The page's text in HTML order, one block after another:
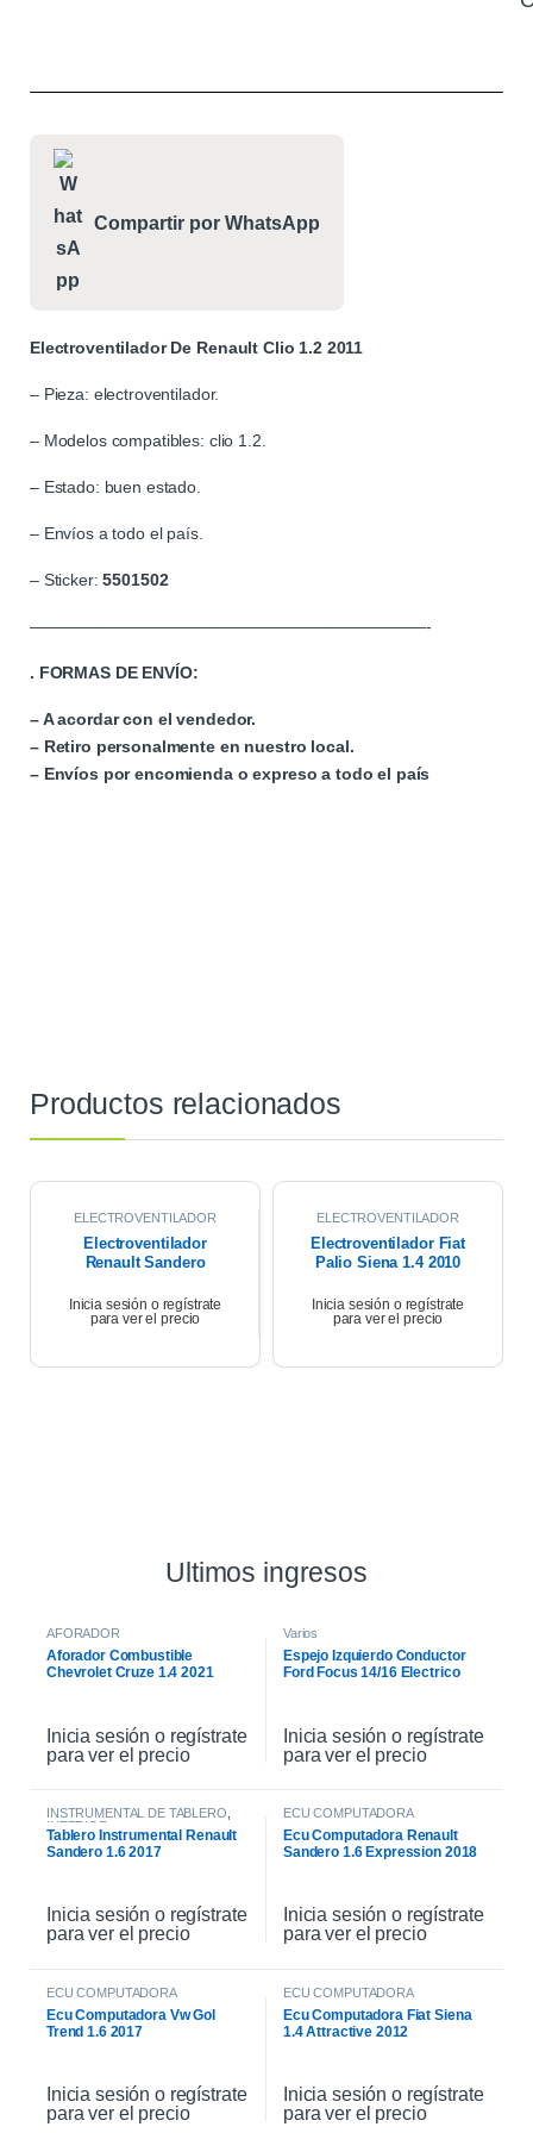
Compartir por WhatsApp
Electroventilador De Renault Clio 1.2 2011
– Pieza: electroventilador.
– Modelos compatibles: clio 1.2.
– Estado: buen estado.
– Envíos a todo el país.
– Sticker: 5501502
————————————————————————-
. FORMAS DE ENVÍO:
– A acordar con el vendedor.
– Retiro personalmente en nuestro local.
– Envíos por encomienda o expreso a todo el país
Productos relacionados
ELECTROVENTILADOR
Electroventilador
Renault Sandero
Inicia sesión o regístrate
para ver el precio
ELECTROVENTILADOR
Electroventilador Fiat
Palio Siena 1.4 2010
Inicia sesión o regístrate
para ver el precio
Ultimos ingresos
AFORADOR
Aforador Combustible
Chevrolet Cruze 1.4 2021
Inicia sesión o regístrate
para ver el precio
Varios
Espejo Izquierdo Conductor
Ford Focus 14/16 Electrico
Inicia sesión o regístrate
para ver el precio
INSTRUMENTAL DE TABLERO
INTERIOR
Tablero Instrumental Renault
Sandero 1.6 2017
Inicia sesión o regístrate
para ver el precio
ECU COMPUTADORA
Ecu Computadora Renault
Sandero 1.6 Expression 2018
Inicia sesión o regístrate
para ver el precio
ECU COMPUTADORA
Ecu Computadora Vw Gol
Trend 1.6 2017
Inicia sesión o regístrate
para ver el precio
ECU COMPUTADORA
Ecu Computadora Fiat Siena
1.4 Attractive 2012
Inicia sesión o regístrate
para ver el precio